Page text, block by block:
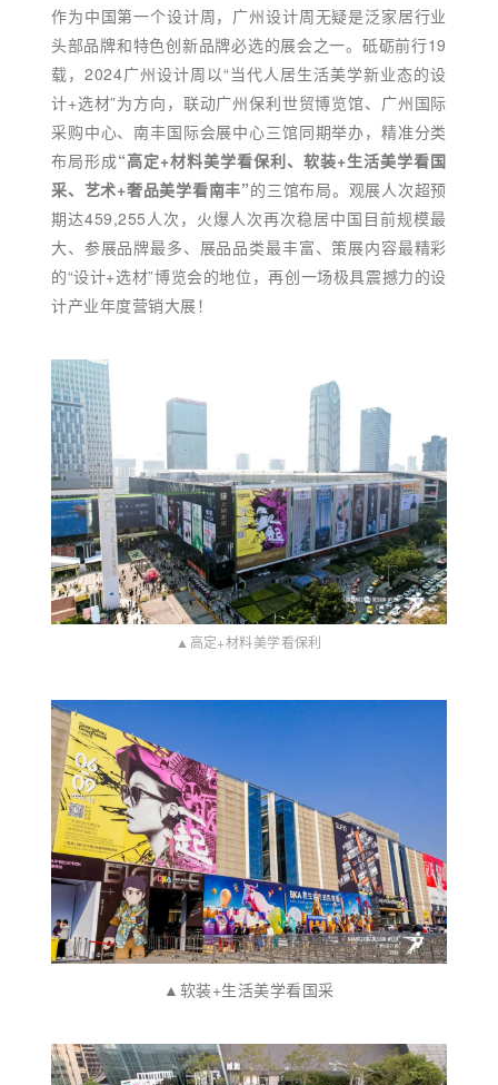
作为中国第一个设计周，广州设计周无疑是泛家居行业
头部品牌和特色创新品牌必选的展会之一。砥砺前行19
载，2024广州设计周以“当代人居生活美学新业态的设
计+选材”为方向，联动广州保利世贸博览馆、广州国际
采购中心、南丰国际会展中心三馆同期举办，精准分类
布局形成“高定+材料美学看保利、软装+生活美学看国
采、艺术+奢品美学看南丰”的三馆布局。观展人次超预
期达459,255人次，火爆人次再次稳居中国目前规模最
大、参展品牌最多、展品品类最丰富、策展内容最精彩
的“设计+选材”博览会的地位，再创一场极具震撼力的设
计产业年度营销大展！
▲高定+材料美学看保利
▲软装+生活美学看国采